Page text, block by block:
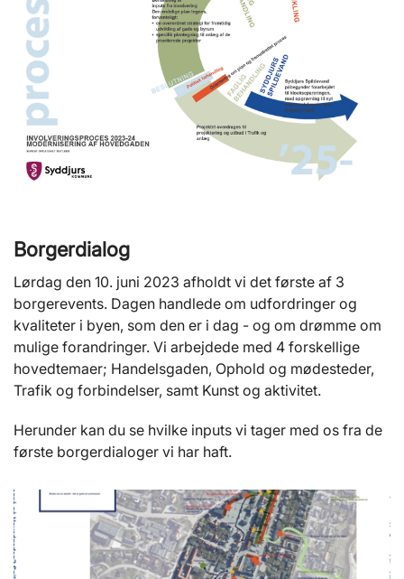
Borgerdialog
Lørdag den 10. juni 2023 afholdt vi det første af 3
borgerevents. Dagen handlede om udfordringer og
kvaliteter i byen, som den er i dag - og om drømme om
mulige forandringer. Vi arbejdede med 4 forskellige
hovedtemaer; Handelsgaden, Ophold og mødesteder,
Trafik og forbindelser, samt Kunst og aktivitet.
Herunder kan du se hvilke inputs vi tager med os fra de
første borgerdialoger vi har haft.